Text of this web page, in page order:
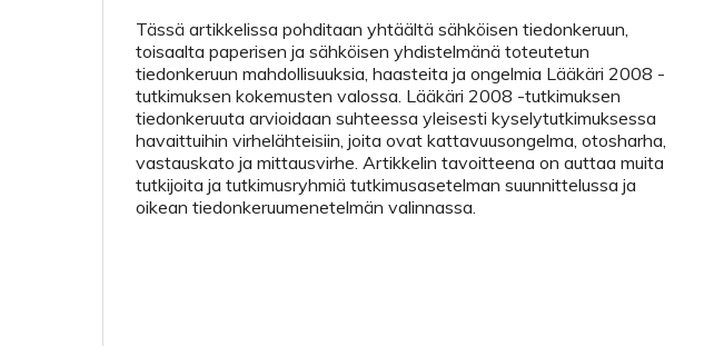
Tässä artikkelissa pohditaan yhtäältä sähköisen tiedonkeruun,
toisaalta paperisen ja sähköisen yhdistelmänä toteutetun
tiedonkeruun mahdollisuuksia, haasteita ja ongelmia Lääkäri 2008 -
tutkimuksen kokemusten valossa. Lääkäri 2008 -tutkimuksen
tiedonkeruuta arvioidaan suhteessa yleisesti kyselytutkimuksessa
havaittuihin virhelähteisiin, joita ovat kattavuusongelma, otosharha,
vastauskato ja mittausvirhe. Artikkelin tavoitteena on auttaa muita
tutkijoita ja tutkimusryhmiä tutkimusasetelman suunnittelussa ja
oikean tiedonkeruumenetelmän valinnassa.